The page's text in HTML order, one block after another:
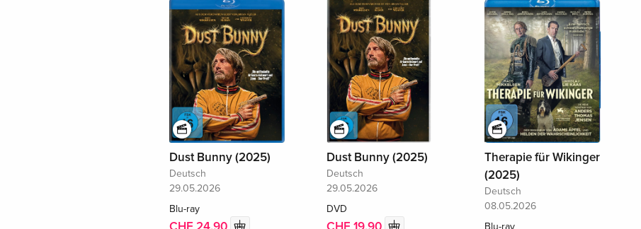
Dust Bunny (2025)
Deutsch
29.05.2026
Blu-ray
Dust Bunny (2025)
Deutsch
29.05.2026
DVD
Therapie für Wikinger
(2025)
Deutsch
08.05.2026
Blu-ray